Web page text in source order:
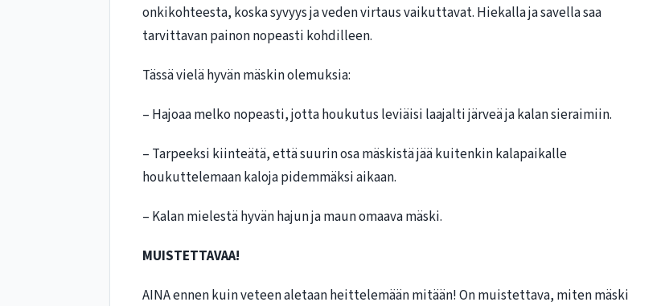
onkikohteesta, koska syvyys ja veden virtaus vaikuttavat. Hiekalla ja savella saa
tarvittavan painon nopeasti kohdilleen.
Tässä vielä hyvän mäskin olemuksia:
– Hajoaa melko nopeasti, jotta houkutus leviäisi laajalti järveä ja kalan sieraimiin.
– Tarpeeksi kiinteätä, että suurin osa mäskistä jää kuitenkin kalapaikalle
houkuttelemaan kaloja pidemmäksi aikaan.
– Kalan mielestä hyvän hajun ja maun omaava mäski.
MUISTETTAVAA!
AINA ennen kuin veteen aletaan heittelemään mitään! On muistettava, miten mäski